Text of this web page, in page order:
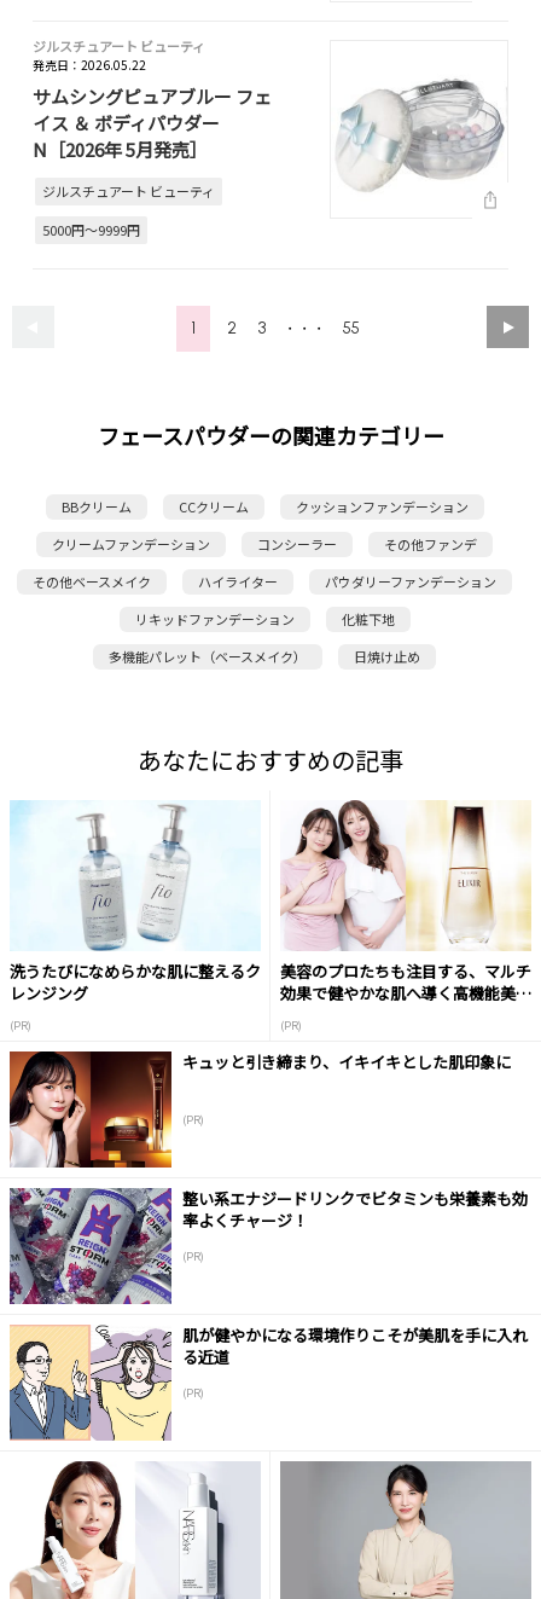
ジルスチュアート ビューティ
発売日：2026.05.22
サムシングピュアブルー フェ
イス ＆ ボディパウダー
N［2026年 5月発売］
ジルスチュアート ビューティ
5000円～9999円
1 2 3 ・・・ 55
フェースパウダーの関連カテゴリー
BBクリーム CCクリーム
クッションファンデーション
クリームファンデーション
コンシーラー
その他ファンデ
その他ベースメイク
ハイライター
パウダリーファンデーション
リキッドファンデーション
化粧下地
多機能パレット（ベースメイク）
日焼け止め
あなたにおすすめの記事
洗うたびになめらかな肌に整えるク
レンジング
(PR)
美容のプロたちも注目する、マルチ
効果で健やかな肌へ導く高機能美容
(PR)
キュッと引き締まり、イキイキとした肌印象に
(PR)
整い系エナジードリンクでビタミンも栄養素も効
率よくチャージ！
(PR)
肌が健やかになる環境作りこそが美肌を手に入れ
る近道
(PR)